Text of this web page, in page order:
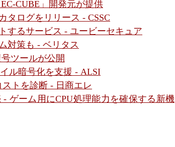
CUBE」開発元が提供
タログをリリース - CSSC
するサービス - ユービーセキュア
対策も - ベリタス
ツールが公開
ル暗号化を支援 - ALSI
ストを診断 - 日商エレ
ゲーム用にCPU処理能力を確保する新機